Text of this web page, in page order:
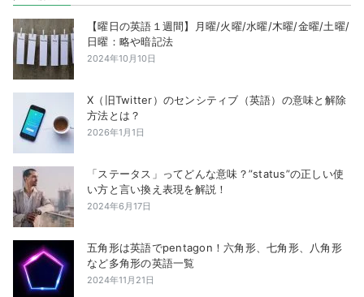
【曜日の英語１週間】月曜/火曜/水曜/木曜/金曜/土曜/
日曜：略や暗記法
2024年10月10日
X（旧Twitter）のセンシティブ（英語）の意味と解除
方法とは？
2026年1月1日
「ステータス」ってどんな意味？”status”の正しい使
い方と言い換え表現を解説！
2024年6月17日
五角形は英語でpentagon！六角形、七角形、八角形
など多角形の英語一覧
2024年11月21日